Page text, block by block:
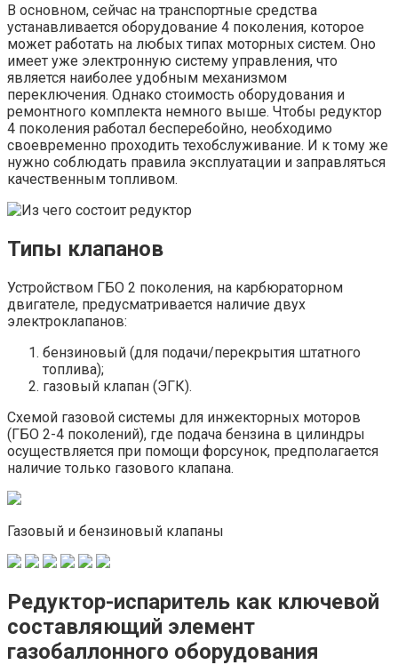
В основном, сейчас на транспортные средства
устанавливается оборудование 4 поколения, которое
может работать на любых типах моторных систем. Оно
имеет уже электронную систему управления, что
является наиболее удобным механизмом
переключения. Однако стоимость оборудования и
ремонтного комплекта немного выше. Чтобы редуктор
4 поколения работал бесперебойно, необходимо
своевременно проходить техобслуживание. И к тому же
нужно соблюдать правила эксплуатации и заправляться
качественным топливом.
Типы клапанов
Устройством ГБО 2 поколения, на карбюраторном
двигателе, предусматривается наличие двух
электроклапанов:
бензиновый (для подачи/перекрытия штатного
топлива);
газовый клапан (ЭГК).
Схемой газовой системы для инжекторных моторов
(ГБО 2-4 поколений), где подача бензина в цилиндры
осуществляется при помощи форсунок, предполагается
наличие только газового клапана.
Газовый и бензиновый клапаны
Редуктор-испаритель как ключевой
составляющий элемент
газобаллонного оборудования